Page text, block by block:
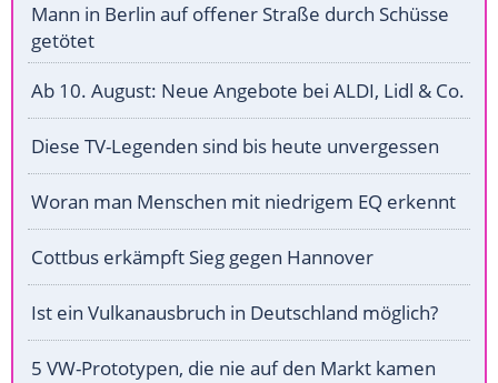
Mann in Berlin auf offener Straße durch Schüsse
getötet
Ab 10. August: Neue Angebote bei ALDI, Lidl & Co.
Diese TV-Legenden sind bis heute unvergessen
Woran man Menschen mit niedrigem EQ erkennt
Cottbus erkämpft Sieg gegen Hannover
Ist ein Vulkanausbruch in Deutschland möglich?
5 VW-Prototypen, die nie auf den Markt kamen